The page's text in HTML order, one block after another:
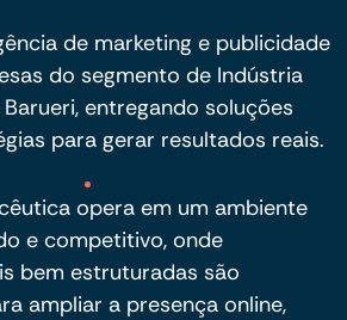
de marketing e publicidade
do segmento de Indústria
entregando soluções
para gerar resultados reais.
opera em um ambiente
e competitivo, onde
bem estruturadas são
ampliar a presença online,